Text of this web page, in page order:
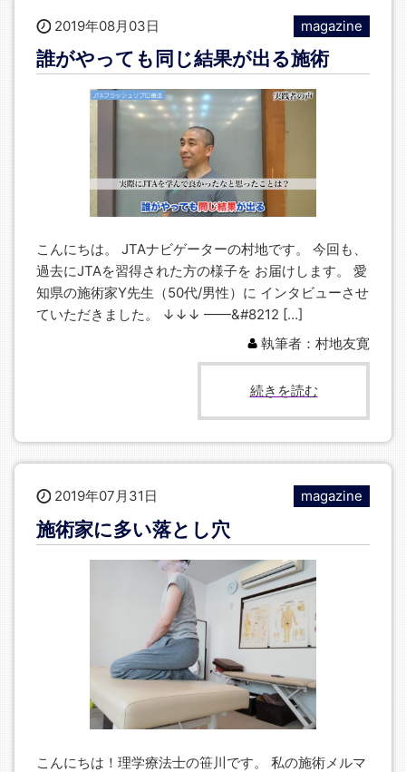
2019年08月03日 magazine
誰がやっても同じ結果が出る施術
こんにちは。 JTAナビゲーターの村地です。 今回も、
過去にJTAを習得された方の様子を お届けします。 愛
知県の施術家Y先生（50代/男性）に インタビューさせ
ていただきました。 ↓↓↓ ——&#8212 […]
執筆者：村地友寛
続きを読む
2019年07月31日 magazine
施術家に多い落とし穴
こんにちは！理学療法士の笹川です。 私の施術メルマ